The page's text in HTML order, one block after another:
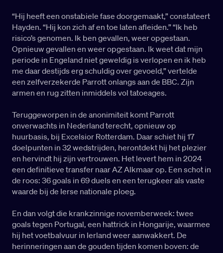
“Hij heeft een onstabiele fase doorgemaakt,” constateert
Hayden. “Hij kon zich af en toe laten afleiden.” “Ik heb
risico’s genomen. Ik ben gevallen, weer opgestaan.
Opnieuw gevallen en weer opgestaan. Ik weet dat mijn
periode in Engeland niet geweldig is verlopen en ik heb
me daar destijds erg schuldig over gevoeld,” vertelde
een zelfverzekerde Parrott onlangs aan de BBC. Zijn
armen en rug zitten inmiddels vol tatoeages.
Teruggeworpen in de anonimiteit komt Parrott
onverwachts in Nederland terecht, opnieuw op
huurbasis, bij Excelsior Rotterdam. Daar schiet hij 17
doelpunten in 32 wedstrijden, herontdekt hij het plezier
en hervindt hij zijn vertrouwen. Het levert hem in 2024
een definitieve transfer naar AZ Alkmaar op. Een schot in
de roos: 36 goals in 69 duels en een terugkeer als vaste
waarde bij de Ierse nationale ploeg.
En dan volgt die krankzinnige novemberweek: twee
goals tegen Portugal, een hattrick in Hongarije, waarmee
hij het voetbalvuur in Ierland weer aanwakkert. De
herinneringen aan de gouden tijden komen boven: de